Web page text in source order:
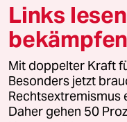
@Paul
Ich
Es geht
mit
oder es
bloss
Links
bekämpfen
Mit doppelter Kraft
Besonders jetzt
Rechtsextremismus
Daher gehen 50